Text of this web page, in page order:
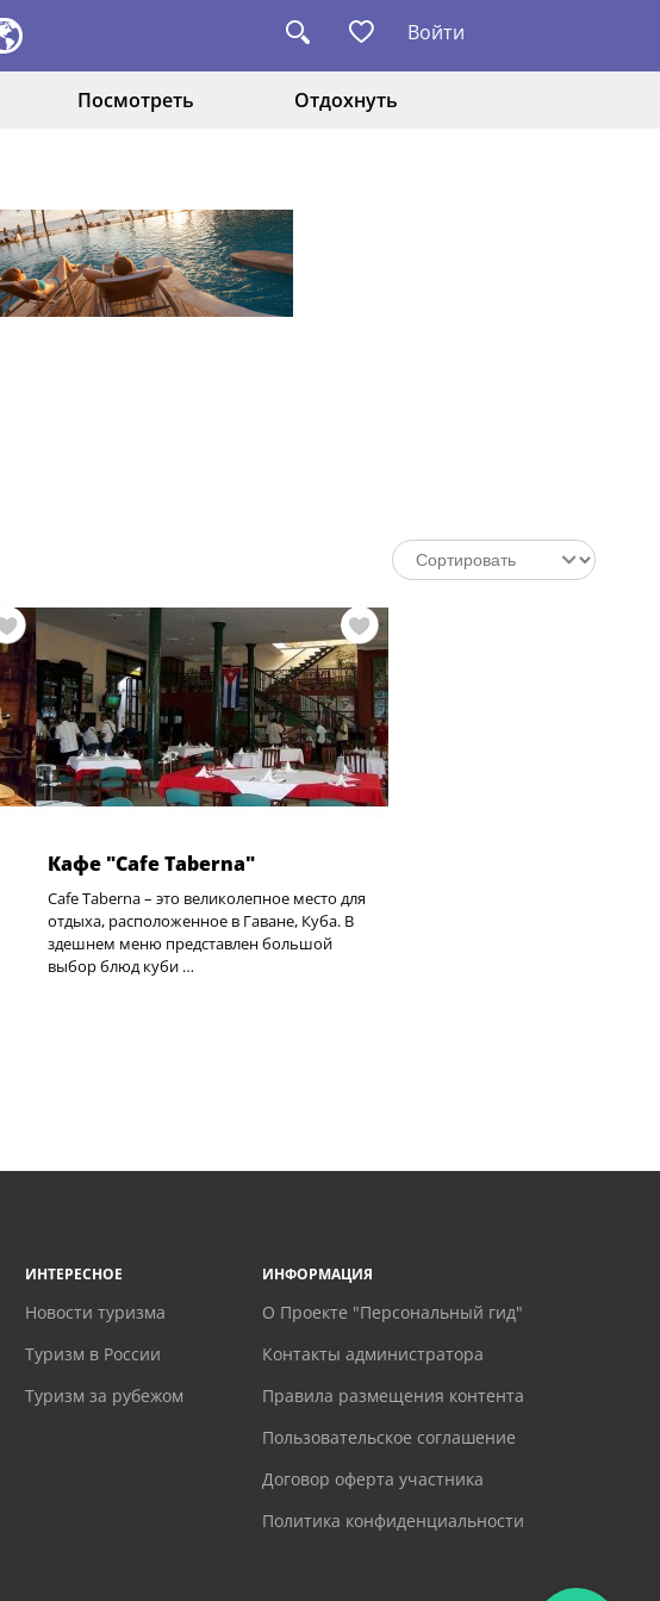
Войти
Посмотреть Отдохнуть
Кафе "Cafe Taberna"
Cafe Taberna – это великолепное место для
отдыха, расположенное в Гаване, Куба. В
здешнем меню представлен большой
выбор блюд куби …
ИНТЕРЕСНОЕ
Новости туризма
Туризм в России
Туризм за рубежом
ИНФОРМАЦИЯ
О Проекте "Персональный гид"
Контакты администратора
Правила размещения контента
Пользовательское соглашение
Договор оферта участника
Политика конфиденциальности